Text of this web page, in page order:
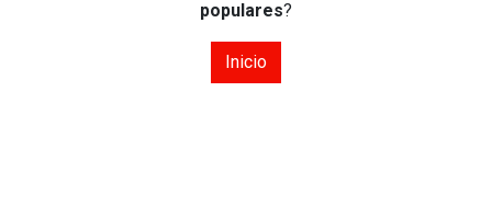
populares?
Inicio